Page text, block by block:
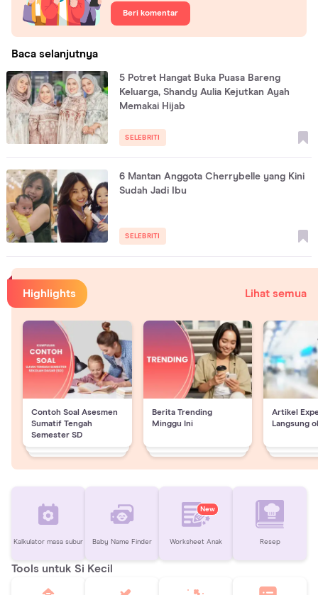
Beri komentar
Baca selanjutnya
5 Potret Hangat Buka Puasa Bareng
Keluarga, Shandy Aulia Kejutkan Ayah
Memakai Hijab
SELEBRITI
6 Mantan Anggota Cherrybelle yang Kini
Sudah Jadi Ibu
SELEBRITI
Highlights Lihat semua
Contoh Soal Asesmen
Sumatif Tengah
Semester SD
Berita Trending
Minggu Ini
Artikel
Langsung
Kalkulator masa subur Baby Name Finder
New
Worksheet Anak Resep
Tools untuk Si Kecil